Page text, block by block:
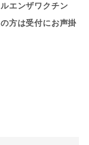
エンザワクチン
方は受付にお声掛